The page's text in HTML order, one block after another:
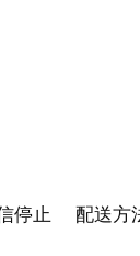
停止 配送方